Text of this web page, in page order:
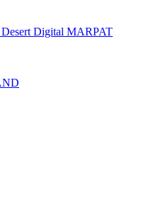
Digital MARPAT